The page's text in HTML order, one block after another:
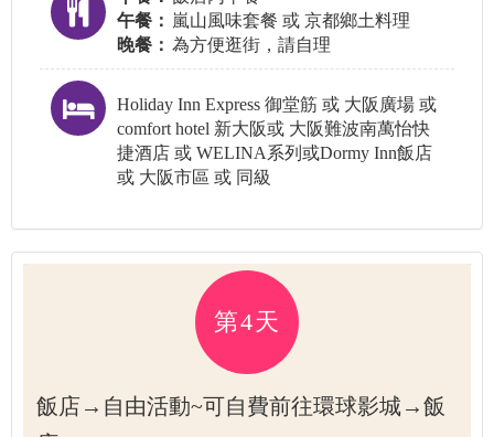
午餐： 嵐山風味套餐 或 京都鄉土料理
晚餐： 為方便逛街，請自理
Holiday Inn Express 御堂筋 或 大阪廣場 或
comfort hotel 新大阪或 大阪難波南萬怡快
捷酒店 或 WELINA系列或Dormy Inn飯店
或 大阪市區 或 同級
第4天
飯店→自由活動~可自費前往環球影城→飯